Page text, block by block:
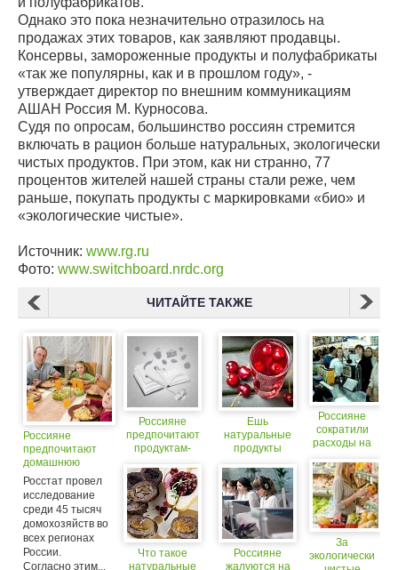
Однако это пока незначительно отразилось на
продажах этих товаров, как заявляют продавцы.
Консервы, замороженные продукты и полуфабрикаты
«так же популярны, как и в прошлом году», -
утверждает директор по внешним коммуникациям
АШАН Россия М. Курносова.
Судя по опросам, большинство россиян стремится
включать в рацион больше натуральных, экологически
чистых продуктов. При этом, как ни странно, 77
процентов жителей нашей страны стали реже, чем
раньше, покупать продукты с маркировками «био» и
«экологические чистые».
Источник: www.rg.ru
Фото: www.switchboard.nrdc.org
ЧИТАЙТЕ ТАКЖЕ
Россияне
предпочитают
домашнюю
пищу
Росстат провел
исследование
среди 45 тысяч
домохозяйств во
всех регионах
России.
Согласно этим...
Россияне
предпочитают
продуктам-
традиционные
Что такое
натуральные
Ешь
натуральные
продукты
таблеток
Россияне
жалуются на
Россияне
сократили
расходы на
За
экологически